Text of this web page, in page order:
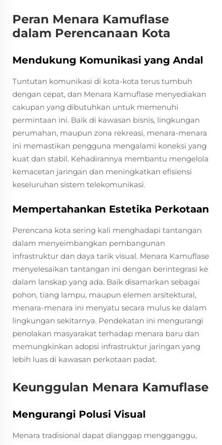
Peran Menara Kamuflase
dalam Perencanaan Kota
Mendukung Komunikasi yang Andal
Tuntutan komunikasi di kota-kota terus tumbuh
dengan cepat, dan Menara Kamuflase menyediakan
cakupan yang dibutuhkan untuk memenuhi
permintaan ini. Baik di kawasan bisnis, lingkungan
perumahan, maupun zona rekreasi, menara-menara
ini memastikan pengguna mengalami koneksi yang
kuat dan stabil. Kehadirannya membantu mengelola
kemacetan jaringan dan meningkatkan efisiensi
keseluruhan sistem telekomunikasi.
Mempertahankan Estetika Perkotaan
Perencana kota sering kali menghadapi tantangan
dalam menyeimbangkan pembangunan
infrastruktur dan daya tarik visual. Menara Kamuflase
menyelesaikan tantangan ini dengan berintegrasi ke
dalam lanskap yang ada. Baik disamarkan sebagai
pohon, tiang lampu, maupun elemen arsitektural,
menara-menara ini menyatu secara mulus ke dalam
lingkungan sekitarnya. Pendekatan ini mengurangi
penolakan masyarakat terhadap menara baru dan
memungkinkan adopsi infrastruktur jaringan yang
lebih luas di kawasan perkotaan padat.
Keunggulan Menara Kamuflase
Mengurangi Polusi Visual
Menara tradisional dapat dianggap mengganggu,